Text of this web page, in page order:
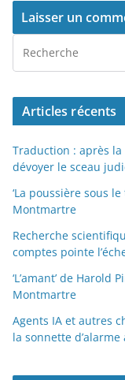
Articles récents
Traduction : après
dévoyer le sceau
‘La poussière sous
Montmartre
Recherche
comptes pointe
‘L’amant’ de
Montmartre
Agents IA et autres
la sonnette